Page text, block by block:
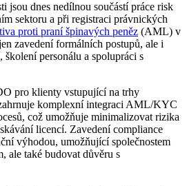
jsou dnes nedílnou součástí práce risk
sektoru a při registraci právnických
proti praní špinavých peněz (AML) v
zavedení formálních postupů, ale i
personálu a spolupráci s
pro klienty vstupující na trhy
komplexní integraci AML/KYC
což umožňuje minimalizovat rizika
licencí. Zavedení compliance
výhodou, umožňující společnostem
ale také budovat důvěru s